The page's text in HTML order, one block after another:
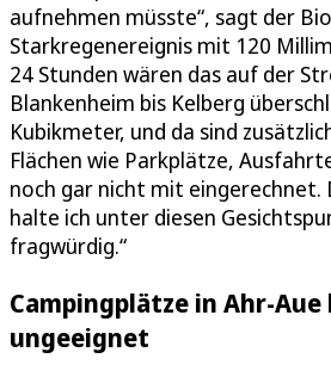
aufnehmen müsste“, sagt der
Starkregenereignis mit 120
24 Stunden wären das auf der
Blankenheim bis Kelberg
Kubikmeter, und da sind
Flächen wie Parkplätze,
noch gar nicht mit eingerechnet.
halte ich unter diesen
fragwürdig.“
Campingplätze in Ahr-Aue
ungeeignet